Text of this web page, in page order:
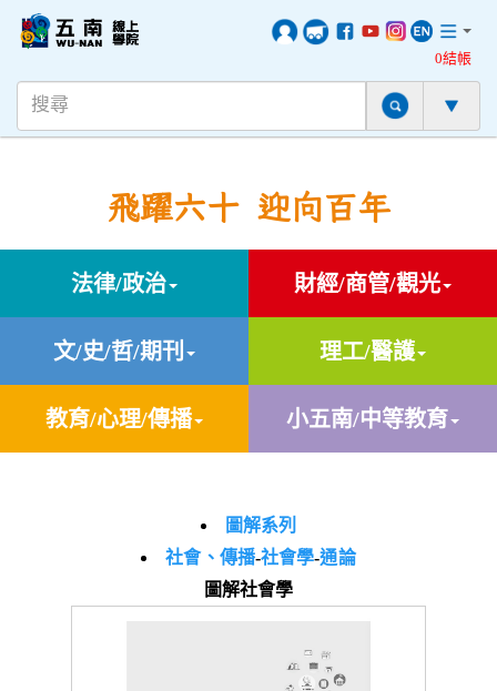
0結帳
飛躍六十 迎向百年
法律/政治 財經/商管/觀光
文/史/哲/期刊 理工/醫護
教育/心理/傳播 小五南/中等教育
圖解系列
社會、傳播-社會學-通論
圖解社會學